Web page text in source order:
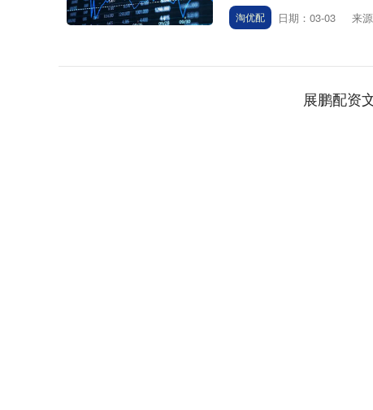
淘优配 日期：03-03 来
展鹏配资